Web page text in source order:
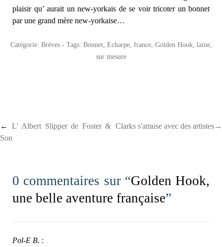
plaisir qu’ aurait un new-yorkais de se voir tricoter un bonnet
par une grand mère new-yorkaise…
Catégorie: Brèves- Tags: Bonnet, Echarpe, france, Golden Hook, laine,
sur mesure
Post navigation
←
L' Albert Slipper de Foster &
Son
Clarks s'amuse avec des artistes→
0 commentaires sur “Golden Hook,
une belle aventure française”
Pol-E B. :